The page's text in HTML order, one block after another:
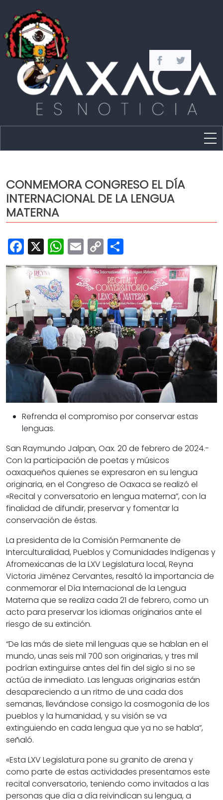
Capital
Policíaca
Cultura
Deportes
Opinión
CONMEMORA CONGRESO EL DÍA
INTERNACIONAL DE LA LENGUA
MATERNA
Facebook
X WhatsApp
Email
Copy
Link
Refrenda el compromiso por conservar estas
lenguas.
San Raymundo Jalpan, Oax. 20 de febrero de 2024.-
Con la participación de poetas y músicos
oaxaqueños quienes se expresaron en su lengua
originaria, en el Congreso de Oaxaca se realizó el
«Recital y conversatorio en lengua materna”, con la
finalidad de difundir, preservar y fomentar la
conservación de éstas.
La presidenta de la Comisión Permanente de
Interculturalidad, Pueblos y Comunidades Indígenas y
Afromexicanas de la LXV Legislatura local, Reyna
Victoria Jiménez Cervantes, resaltó la importancia de
conmemorar el Día Internacional de la Lengua
Materna que se realiza cada 21 de febrero, como un
acto para preservar los idiomas originarios ante el
riesgo de su extinción.
“De las más de siete mil lenguas que se hablan en el
mundo, unas seis mil 700 son originarias, y tres mil
podrían extinguirse antes del fin del siglo si no se
actúa de inmediato. Las lenguas originarias están
desapareciendo a un ritmo de una cada dos
semanas, llevándose consigo la cosmogonía de los
pueblos y la humanidad, y su visión se va
extinguiendo en cada lengua que ya no se habla”,
señaló.
«Esta LXV Legislatura pone su granito de arena y
como parte de estas actividades presentamos este
recital conversatorio, teniendo como invitados a las
personas que día a día reivindican su lengua, a